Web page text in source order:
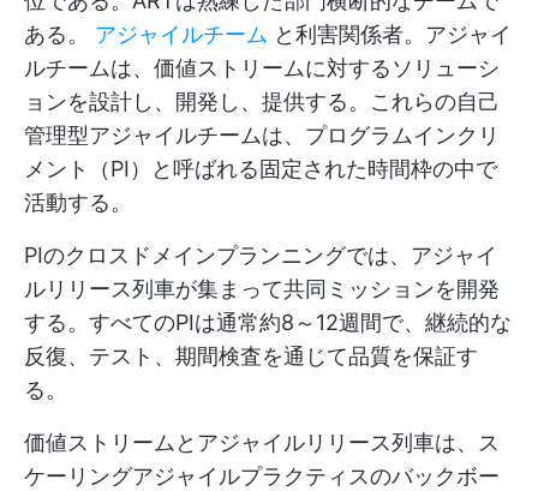
ある。 アジャイルチーム と利害関係者。アジャイ
ルチームは、価値ストリームに対するソリューシ
ョンを設計し、開発し、提供する。これらの自己
管理型アジャイルチームは、プログラムインクリ
メント（PI）と呼ばれる固定された時間枠の中で
活動する。
PIのクロスドメインプランニングでは、アジャイ
ルリリース列車が集まって共同ミッションを開発
する。すべてのPIは通常約8～12週間で、継続的な
反復、テスト、期間検査を通じて品質を保証す
る。
価値ストリームとアジャイルリリース列車は、ス
ケーリングアジャイルプラクティスのバックボー